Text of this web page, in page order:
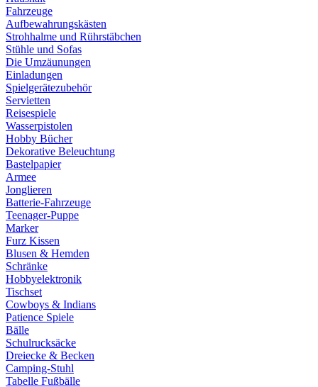
Fahrzeuge
Aufbewahrungskästen
Strohhalme und Rührstäbchen
Stühle und Sofas
Die Umzäunungen
Einladungen
Spielgerätezubehör
Servietten
Reisespiele
Wasserpistolen
Hobby Bücher
Dekorative Beleuchtung
Bastelpapier
Armee
Jonglieren
Batterie-Fahrzeuge
Teenager-Puppe
Marker
Furz Kissen
Blusen & Hemden
Schränke
Hobbyelektronik
Tischset
Cowboys & Indians
Patience Spiele
Bälle
Schulrucksäcke
Dreiecke & Becken
Camping-Stuhl
Tabelle Fußbälle